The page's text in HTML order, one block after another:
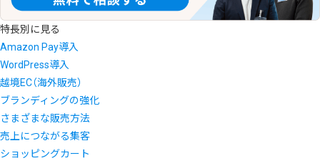
特長別に見る
Amazon Pay導入
WordPress導入
越境EC（海外販売）
ブランディングの強化
さまざまな販売方法
売上につながる集客
ショッピングカート